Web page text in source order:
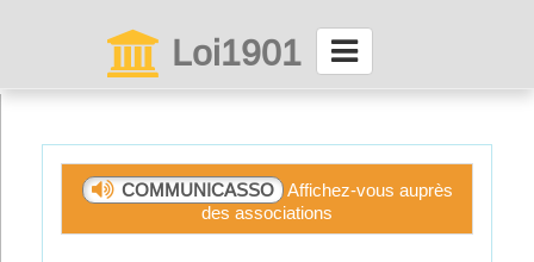
Loi1901
Connexion
Abonnez-vous à LettrAsso
COMMUNICASSO Affichez-vous auprès
des associations